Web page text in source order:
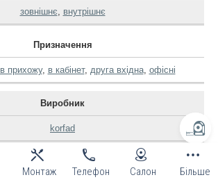
Монтаж Телефон Салон Більше
зовнішнє, внутрішнє
Призначення
в прихожу, в кабінет, друга вхідна, офісні
Виробник
korfad